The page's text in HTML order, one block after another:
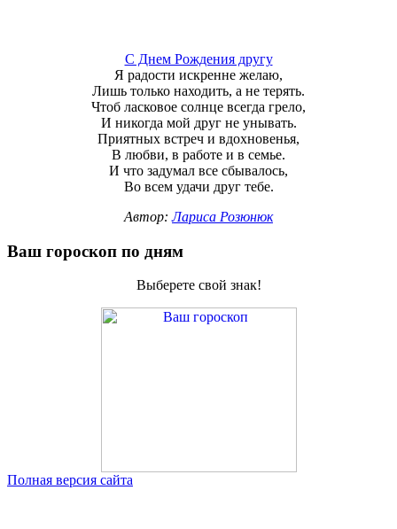
С Днем Рождения другу
Я радости искренне желаю,
Лишь только находить, а не терять.
Чтоб ласковое солнце всегда грело,
И никогда мой друг не унывать.
Приятных встреч и вдохновенья,
В любви, в работе и в семье.
И что задумал все сбывалось,
Во всем удачи друг тебе.
Автор:Лариса Розюнюк
Ваш гороскоп по дням
Выберете свой знак!
Полная версия сайта